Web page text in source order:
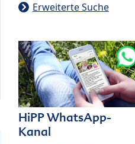
Erweiterte Suche
HiPP WhatsApp-
Kanal